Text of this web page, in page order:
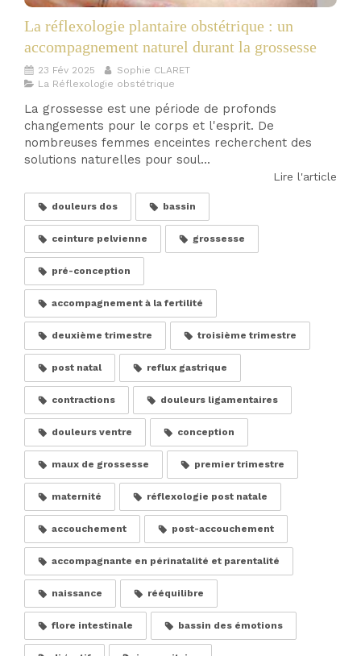
La réflexologie plantaire obstétrique : un
accompagnement naturel durant la grossesse
23 Fév 2025
Sophie CLARET
La Réflexologie obstétrique
La grossesse est une période de profonds
changements pour le corps et l'esprit. De
nombreuses femmes enceintes recherchent des
solutions naturelles pour soul...
Lire l'article
douleurs dos bassin
ceinture pelvienne grossesse
pré-conception
accompagnement à la fertilité
deuxième trimestre troisième trimestre
post natal reflux gastrique
contractions douleurs ligamentaires
douleurs ventre conception
maux de grossesse premier trimestre
maternité réflexologie post natale
accouchement post-accouchement
accompagnante en périnatalité et parentalité
naissance rééquilibre
flore intestinale bassin des émotions